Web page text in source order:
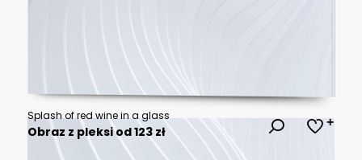
Splash of red wine in a glass
Obraz z pleksi od 123 zł